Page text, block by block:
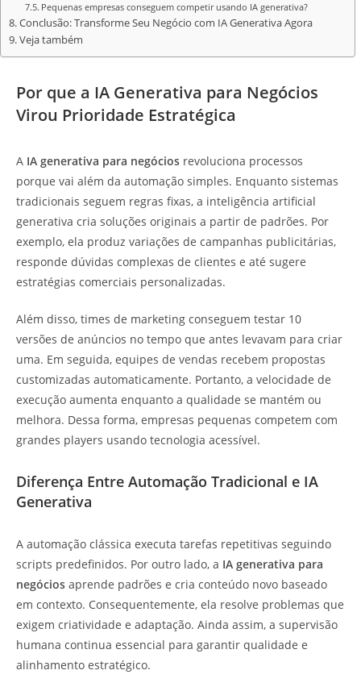
Pequenas empresas conseguem competir usando IA generativa?
Conclusão: Transforme Seu Negócio com IA Generativa Agora
Veja também
Por que a IA Generativa para Negócios
Virou Prioridade Estratégica
A IA generativa para negócios revoluciona processos
porque vai além da automação simples. Enquanto sistemas
tradicionais seguem regras fixas, a inteligência artificial
generativa cria soluções originais a partir de padrões. Por
exemplo, ela produz variações de campanhas publicitárias,
responde dúvidas complexas de clientes e até sugere
estratégias comerciais personalizadas.
Além disso, times de marketing conseguem testar 10
versões de anúncios no tempo que antes levavam para criar
uma. Em seguida, equipes de vendas recebem propostas
customizadas automaticamente. Portanto, a velocidade de
execução aumenta enquanto a qualidade se mantém ou
melhora. Dessa forma, empresas pequenas competem com
grandes players usando tecnologia acessível.
Diferença Entre Automação Tradicional e IA
Generativa
A automação clássica executa tarefas repetitivas seguindo
scripts predefinidos. Por outro lado, a IA generativa para
negócios aprende padrões e cria conteúdo novo baseado
em contexto. Consequentemente, ela resolve problemas que
exigem criatividade e adaptação. Ainda assim, a supervisão
humana continua essencial para garantir qualidade e
alinhamento estratégico.